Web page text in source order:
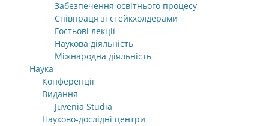
Забезпечення освітнього процесу
Співпраця зі стейкхолдерами
Гостьові лекції
Наукова діяльність
Міжнародна діяльність
Наука
Конференції
Видання
Juvenia Studia
Науково-дослідні центри